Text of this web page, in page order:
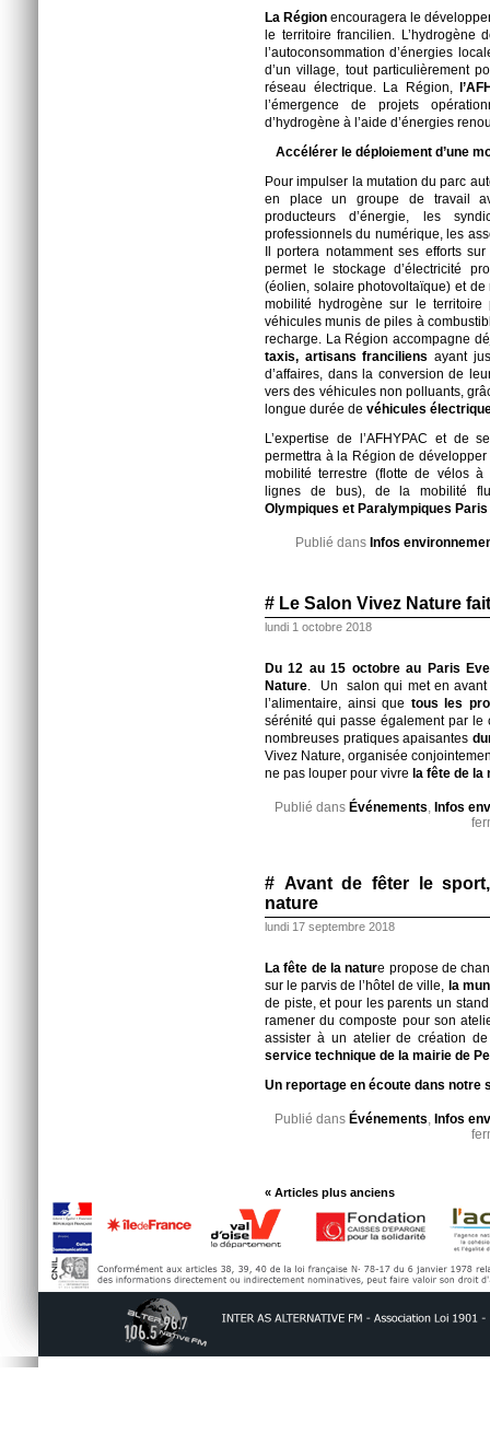
La Région encouragera le
le territoire francilien. L’hydrogène
l’autoconsommation d’énergies
d’un village, tout particulièrement
réseau électrique. La Région,
l’émergence de projets
d’hydrogène à l’aide d’énergies
Accélérer le déploiement d’une
Pour impulser la mutation du parc
en place un groupe de travail
producteurs d’énergie, les
professionnels du numérique, les
Il portera notamment ses efforts
permet le stockage d’électricité
(éolien, solaire photovoltaïque) et
mobilité hydrogène sur le territoire
véhicules munis de piles à
recharge. La Région accompagne
taxis, artisans franciliens ayant
d’affaires, dans la conversion de
vers des véhicules non polluants,
longue durée de véhicules
L’expertise de l’AFHYPAC et de
permettra à la Région de
mobilité terrestre (flotte de vélos à
lignes de bus), de la mobilité
Olympiques et Paralympiques Paris
Publié dans Infos
# Le Salon Vivez Nature
lundi 1 octobre 2018
Du 12 au 15 octobre au Paris
Nature. Un salon qui met en avant
l’alimentaire, ainsi que tous les
sérénité qui passe également par le
nombreuses pratiques apaisantes
Vivez Nature, organisée
ne pas louper pour vivre la fête de la
Publié dans Événements, Infos
# Avant de fêter le
nature
lundi 17 septembre 2018
La fête de la nature propose de
sur le parvis de l’hôtel de ville, la
de piste, et pour les parents un
ramener du composte pour son
assister à un atelier de création
service technique de la mairie de
Un reportage en écoute dans notre
Publié dans Événements, Infos
« Articles plus anciens